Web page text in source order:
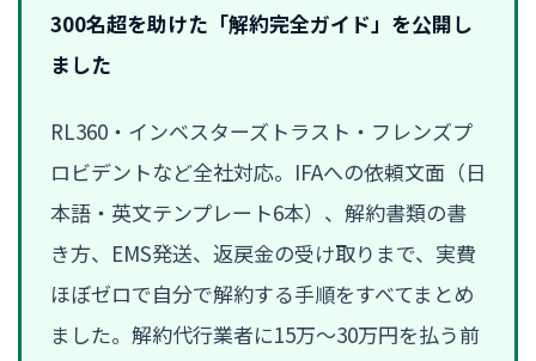
300名超を助けた「解約完全ガイド」を公開し
ました
RL360・インベスターズトラスト・フレンズプ
ロビデントなど全社対応。IFAへの依頼文面（日
本語・英文テンプレート6本）、解約書類の書
き方、EMS発送、返戻金の受け取りまで、実費
ほぼゼロで自分で解約する手順をすべてまとめ
ました。解約代行業者に15万〜30万円を払う前